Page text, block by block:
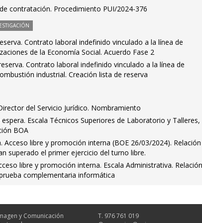
contratación. Procedimiento PUI/2024-376
Contrato laboral indefinido vinculado a la línea de
de la Economía Social. Acuerdo Fase 2
Contrato laboral indefinido vinculado a la línea de
industrial. Creación lista de reserva
del Servicio Jurídico. Nombramiento
Escala Técnicos Superiores de Laboratorio y Talleres,
BOA
Acceso libre y promoción interna (BOE 26/03/2024). Relación
superado el primer ejercicio del turno libre.
libre y promoción interna. Escala Administrativa.
complementaria informática
y Comunicación
T. 976 761 019